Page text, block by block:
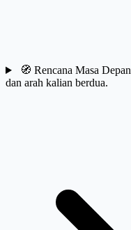
🧭 Rencana Masa Depan
dan arah kalian berdua.